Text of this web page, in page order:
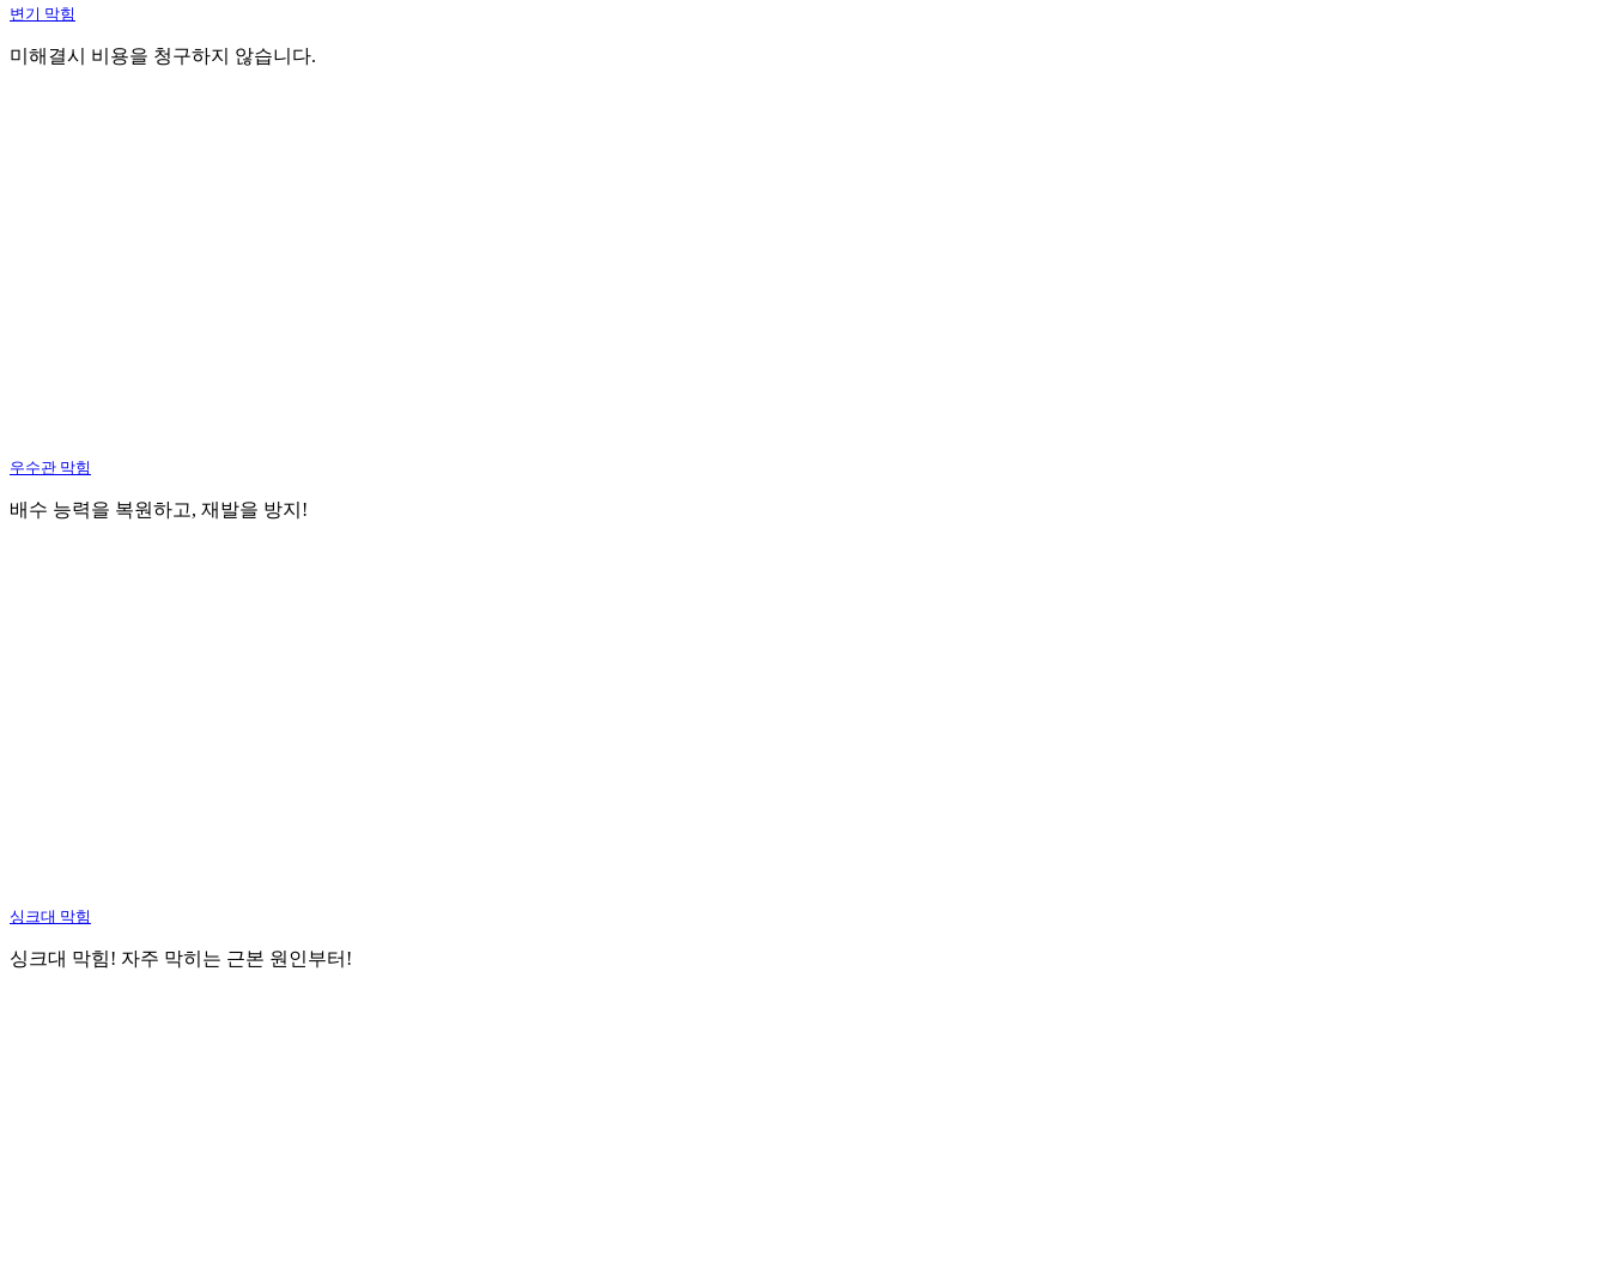
변기 막힘
미해결시 비용을 청구하지 않습니다.
우수관 막힘
배수 능력을 복원하고, 재발을 방지!
싱크대 막힘
싱크대 막힘! 자주 막히는 근본 원인부터!